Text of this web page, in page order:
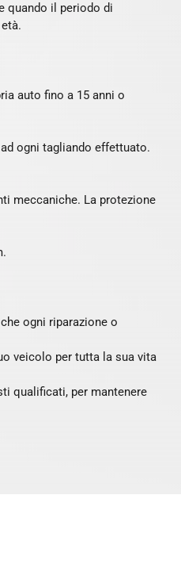
quando il periodo di
auto fino a 15 anni o
ogni tagliando effettuato.
meccaniche. La protezione
ogni riparazione o
veicolo per tutta la sua vita
qualificati, per mantenere